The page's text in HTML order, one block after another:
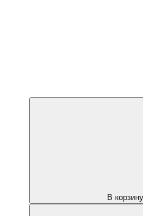
В корзину